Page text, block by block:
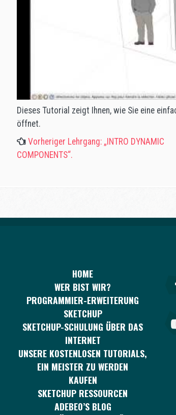
Dieses Tutorial zeigt Ihnen, wie Sie eine
öffnet.
Vorheriger Lehrgang: „INTRO DYNAMIC
COMPONENTS“.
HOME
WER BIST WIR?
PROGRAMMIER-ERWEITERUNG
SKETCHUP
SKETCHUP-SCHULUNG ÜBER DAS
INTERNET
UNSERE KOSTENLOSEN TUTORIALS,
EIN MEISTER ZU WERDEN
KAUFEN
SKETCHUP RESSOURCEN
ADEBEO’S BLOG